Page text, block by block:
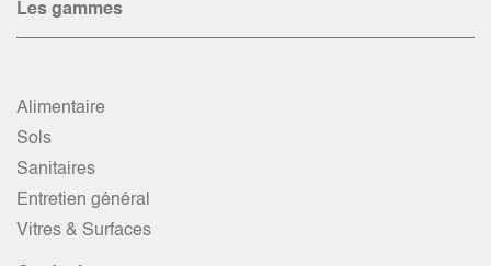
Les gammes
Alimentaire
Sols
Sanitaires
Entretien général
Vitres & Surfaces